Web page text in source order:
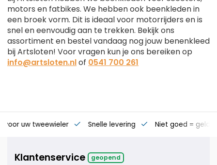
motors en fatbikes. We hebben ook beenkleden in
een broek vorm. Dit is ideaal voor motorrijders en is
snel en eenvoudig aan te trekken. Bekijk ons
assortiment en bestel vandaag nog jouw benenkleed
bij Artsloten! Voor vragen kun je ons bereiken op
info@artsloten.nlof 0541 700 261
voor uw tweewieler Snelle levering Niet goed = geld
Klantenservice geopend